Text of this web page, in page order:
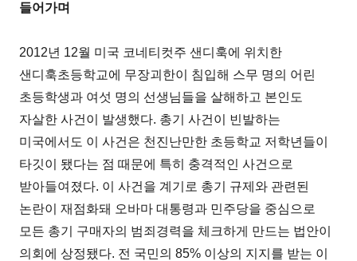
들어가며
2012년 12월 미국 코네티컷주 샌디훅에 위치한
샌디훅초등학교에 무장괴한이 침입해 스무 명의 어린
초등학생과 여섯 명의 선생님들을 살해하고 본인도
자살한 사건이 발생했다. 총기 사건이 빈발하는
미국에서도 이 사건은 천진난만한 초등학교 저학년들이
타깃이 됐다는 점 때문에 특히 충격적인 사건으로
받아들여졌다. 이 사건을 계기로 총기 규제와 관련된
논란이 재점화돼 오바마 대통령과 민주당을 중심으로
모든 총기 구매자의 범죄경력을 체크하게 만드는 법안이
의회에 상정됐다. 전 국민의 85% 이상의 지지를 받는 이